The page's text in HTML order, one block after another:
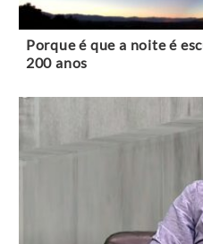
Porque é que a noite é
200 anos